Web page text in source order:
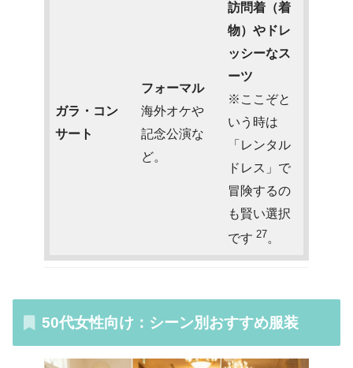
ガラ・コン
サート
フォーマル
海外オケや
記念公演な
ど。
訪問着（着
物）やドレ
ッシーなス
ーツ
※ここぞと
いう時は
「レンタル
ドレス」で
冒険するの
も賢い選択
です 27。
50代女性向け：シーン別おすすめ服装